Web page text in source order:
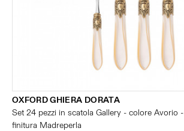
OXFORD GHIERA DORATA
Set 24 pezzi in scatola Gallery - colore Avorio -
finitura Madreperla